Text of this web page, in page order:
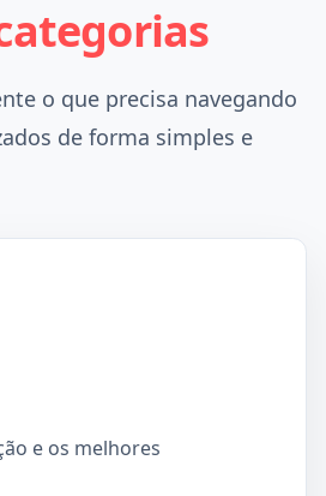
o que precisa navegando
de forma simples e
e os melhores